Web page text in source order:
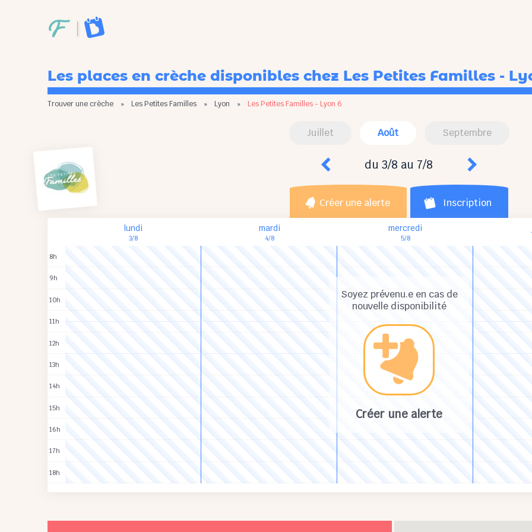
Les places en crèche disponibles chez Les Petites Familles -
Trouver une crèche » Les Petites Familles » Lyon » Les Petites Familles - Lyon 6
Juillet Août Septembre
du 3/8 au 7/8
Créer une alerte Inscription
Soyez prévenu.e en cas de
nouvelle disponibilité
Créer une alerte
lundi
3/8
mardi
4/8
mercredi
5/8
8h
9h
10h
11h
12h
13h
14h
15h
16h
17h
18h